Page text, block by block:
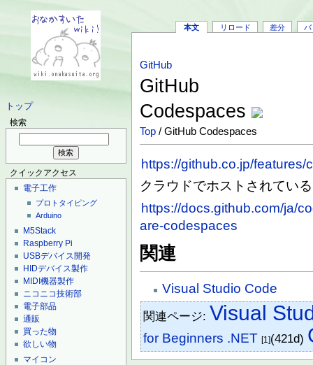
トップ
検索
クイックアクセス
電子工作
プロトタイピング
Arduino
M5Stack
Raspberry Pi
USBデバイス開発
HIDデバイス製作
MIDI機器製作
ニコニコ技術部
電子部品
通販
買った物
欲しい物
マイコン
本文 リロード 差分 バ
GitHub
GitHub
Codespaces
Top / GitHub Codespaces
https://github.co.jp/features/
クラウドでホストされてい
https://docs.github.com/ja/
are-codespaces
関連
Visual Studio Code
関連ページ: Visual
for Beginners .NET [1](421d)